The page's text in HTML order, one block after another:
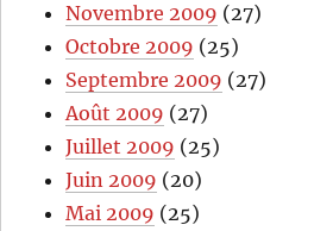
Novembre 2009 (27)
Octobre 2009 (25)
Septembre 2009 (27)
Août 2009 (27)
Juillet 2009 (25)
Juin 2009 (20)
Mai 2009 (25)